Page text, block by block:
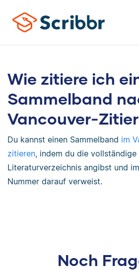
Wie zitiere ich
Sammelband
Vancouver-
Du kannst einen Sammelband im
zitieren, indem du die vollständige
Literaturverzeichnis angibst und
Nummer darauf verweist.
Noch